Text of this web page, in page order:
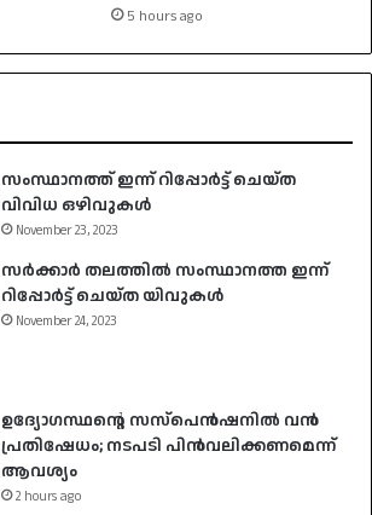
5 hours ago
സംസ്ഥാനത്ത് ഇന്ന് റിപ്പോർട്ട് ചെയ്ത
വിവിധ ഒഴിവുകൾ
November 23, 2023
സർക്കാർ തലത്തിൽ സംസ്ഥാനത്ത ഇന്ന്
റിപ്പോർട്ട് ചെയ്ത യിവുകൾ
November 24, 2023
ഉദ്യോഗസ്ഥൻ്റെ സസ്പെൻഷനിൽ വൻ
പ്രതിഷേധം; നടപടി പിൻവലിക്കണമെന്ന്
ആവശ്യം
2 hours ago